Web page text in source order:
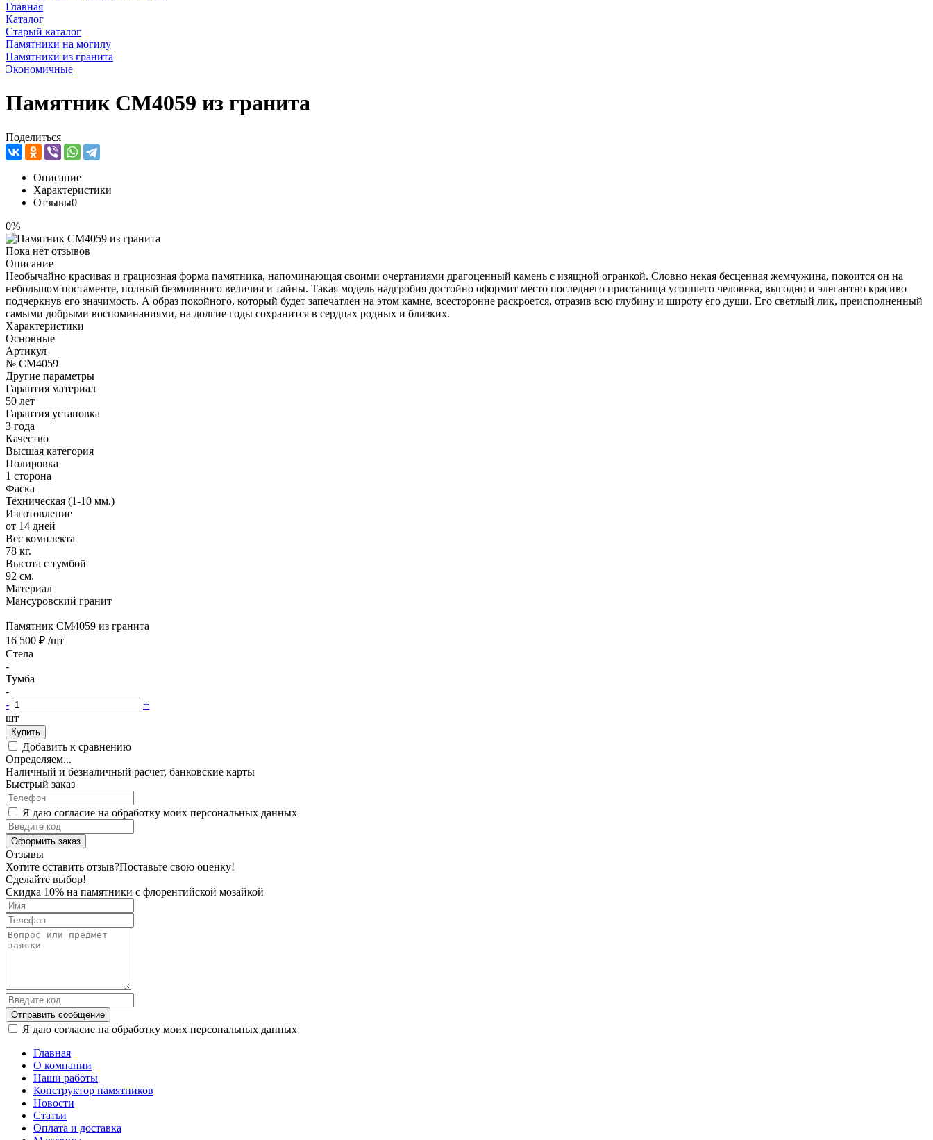
Главная
Каталог
Старый каталог
Памятники на могилу
Памятники из гранита
Экономичные
Памятник CM4059 из гранита
Поделиться
Описание
Характеристики
Отзывы0
0%
Пока нет отзывов
Описание
Необычайно красивая и грациозная форма памятника, напоминающая своими очертаниями драгоценный камень с изящной огранкой. Словно некая бесценная жемчужина, покоится он на
небольшом постаменте, полный безмолвного величия и тайны. Такая модель надгробия достойно оформит место последнего пристанища усопшего человека, выгодно и элегантно красиво
подчеркнув его значимость. А образ покойного, который будет запечатлен на этом камне, всесторонне раскроется, отразив всю глубину и широту его души. Его светлый лик, преисполненный
самыми добрыми воспоминаниями, на долгие годы сохранится в сердцах родных и близких.
Характеристики
Основные
Артикул
№ CM4059
Другие параметры
Гарантия материал
50 лет
Гарантия установка
3 года
Качество
Высшая категория
Полировка
1 сторона
Фаска
Техническая (1-10 мм.)
Изготовление
от 14 дней
Вес комплекта
78 кг.
Высота с тумбой
92 см.
Материал
Мансуровский гранит
Памятник CM4059 из гранита
16 500 ₽ /шт
Стела
-
Тумба
-
-
+
шт
Купить
Добавить к сравнению
Определяем...
Наличный и безналичный расчет, банковские карты
Быстрый заказ
Я даю согласие на обработку моих персональных данных
Оформить заказ
Отзывы
Хотите оставить отзыв?Поставьте свою оценку!
Сделайте выбор!
Скидка 10% на памятники с флорентийской мозайкой
Отправить сообщение
Я даю согласие на обработку моих персональных данных
Главная
О компании
Наши работы
Конструктор памятников
Новости
Статьи
Оплата и доставка